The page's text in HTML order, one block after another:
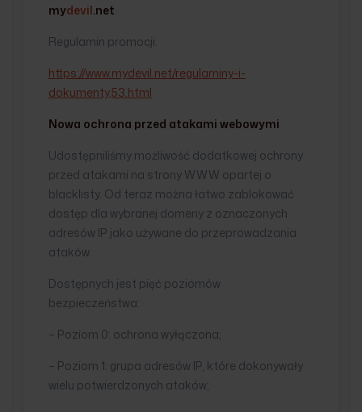
mydevil .net
Regulamin promocji:
https://www.mydevil.net/regulaminy-i-
dokumenty,53.html
Nowa ochrona przed atakami webowymi
Udostępniliśmy możliwość dodatkowej ochrony
przed atakami na strony WWW opartej o
blacklisty. Od teraz można łatwo zablokować
dostęp dla wybranej domeny z oznaczonych
adresów IP jako używane do przeprowadzania
ataków.
Dostępnych jest pięć poziomów
bezpieczeństwa:
– Poziom 0: ochrona wyłączona;
– Poziom 1: grupa adresów IP, które dokonywały
wielu potwierdzonych ataków;